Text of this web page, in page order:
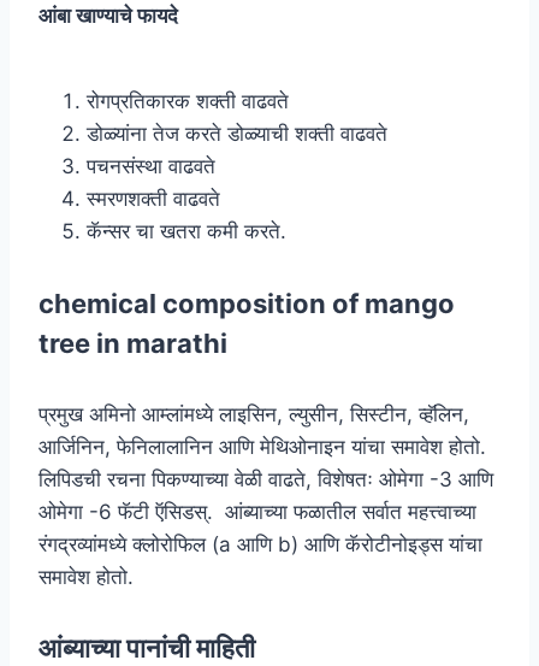
आंबा खाण्याचे फायदे
रोगप्रतिकारक शक्ती वाढवते
डोळ्यांना तेज करते डोळ्याची शक्ती वाढवते
पचनसंस्था वाढवते
स्मरणशक्ती वाढवते
कॅन्सर चा खतरा कमी करते.
chemical composition of mango
tree in marathi
प्रमुख अमिनो आम्लांमध्ये लाइसिन, ल्युसीन, सिस्टीन, व्हॅलिन,
आर्जिनिन, फेनिलालानिन आणि मेथिओनाइन यांचा समावेश होतो.
लिपिडची रचना पिकण्याच्या वेळी वाढते, विशेषतः ओमेगा -3 आणि
ओमेगा -6 फॅटी ऍसिडस्. आंब्याच्या फळातील सर्वात महत्त्वाच्या
रंगद्रव्यांमध्ये क्लोरोफिल (a आणि b) आणि कॅरोटीनोइड्स यांचा
समावेश होतो.
आंब्याच्या पानांची माहिती